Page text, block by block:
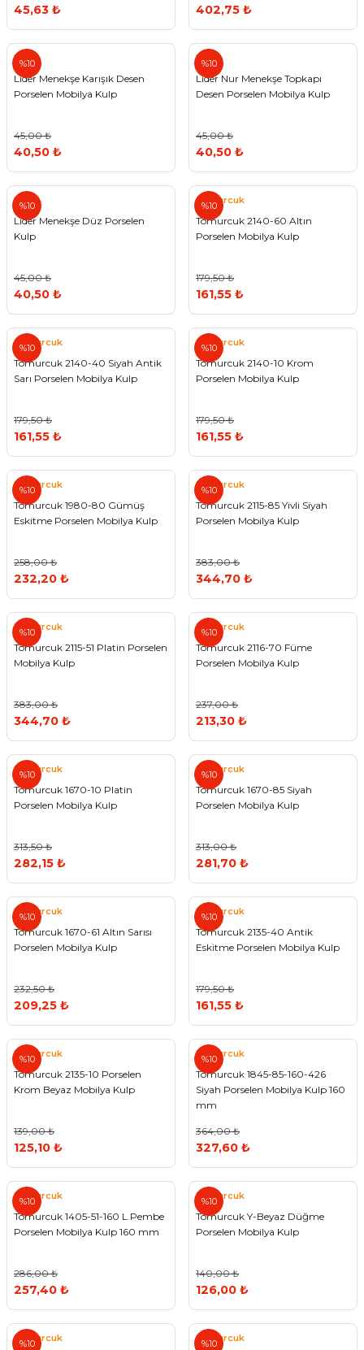
45,63 ₺ 402,75 ₺
%10
Lider
Lider Menekşe Karışık Desen
Porselen Mobilya Kulp
45,00 ₺
40,50 ₺
%10
Lider
Lider Nur Menekşe Topkapı
Desen Porselen Mobilya Kulp
45,00 ₺
40,50 ₺
%10
Lider
Lider Menekşe Düz Porselen
Kulp
45,00 ₺
40,50 ₺
%10
Tomurcuk
Tomurcuk 2140-60 Altın
Porselen Mobilya Kulp
179,50 ₺
161,55 ₺
%10
Tomurcuk
Tomurcuk 2140-40 Siyah Antik
Sarı Porselen Mobilya Kulp
179,50 ₺
161,55 ₺
%10
Tomurcuk
Tomurcuk 2140-10 Krom
Porselen Mobilya Kulp
179,50 ₺
161,55 ₺
%10
Tomurcuk
Tomurcuk 1980-80 Gümüş
Eskitme Porselen Mobilya Kulp
258,00 ₺
232,20 ₺
%10
Tomurcuk
Tomurcuk 2115-85 Yivli Siyah
Porselen Mobilya Kulp
383,00 ₺
344,70 ₺
%10
Tomurcuk
Tomurcuk 2115-51 Platin Porselen
Mobilya Kulp
383,00 ₺
344,70 ₺
%10
Tomurcuk
Tomurcuk 2116-70 Füme
Porselen Mobilya Kulp
237,00 ₺
213,30 ₺
%10
Tomurcuk
Tomurcuk 1670-10 Platin
Porselen Mobilya Kulp
313,50 ₺
282,15 ₺
%10
Tomurcuk
Tomurcuk 1670-85 Siyah
Porselen Mobilya Kulp
313,00 ₺
281,70 ₺
%10
Tomurcuk
Tomurcuk 1670-61 Altın Sarısı
Porselen Mobilya Kulp
232,50 ₺
209,25 ₺
%10
Tomurcuk
Tomurcuk 2135-40 Antik
Eskitme Porselen Mobilya Kulp
179,50 ₺
161,55 ₺
%10
Tomurcuk
Tomurcuk 2135-10 Porselen
Krom Beyaz Mobilya Kulp
139,00 ₺
125,10 ₺
%10
Tomurcuk
Tomurcuk 1845-85-160-426
Siyah Porselen Mobilya Kulp 160
mm
364,00 ₺
327,60 ₺
%10
Tomurcuk
Tomurcuk 1405-51-160 L.Pembe
Porselen Mobilya Kulp 160 mm
286,00 ₺
257,40 ₺
%10
Tomurcuk
Tomurcuk Y-Beyaz Düğme
Porselen Mobilya Kulp
140,00 ₺
126,00 ₺
%10
Tomurcuk %10
Tomurcuk